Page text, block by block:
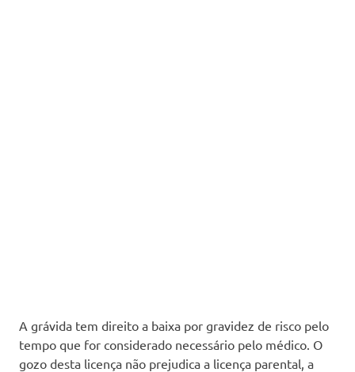
A grávida tem direito a baixa por gravidez de risco pelo
tempo que for considerado necessário pelo médico. O
gozo desta licença não prejudica a licença parental, a